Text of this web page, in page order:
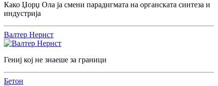
Како Џорџ Ола ја смени парадигмата на органската синтеза и
индустрија
Валтер Нернст
Гениј кој не знаеше за граници
Бетон